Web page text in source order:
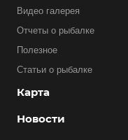
Видео галерея
Отчеты о рыбалке
Полезное
Статьи о рыбалке
Карта
Новости